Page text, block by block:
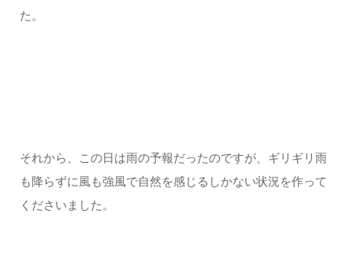
た。
それから、この日は雨の予報だったのですが、ギリギリ雨
も降らずに風も強風で自然を感じるしかない状況を作って
くださいました。